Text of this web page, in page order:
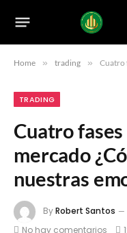
Home » trading » Cuatro
TRADING
Cuatro
mercado
nuestras
ByRobert Santos
No hay comentarios